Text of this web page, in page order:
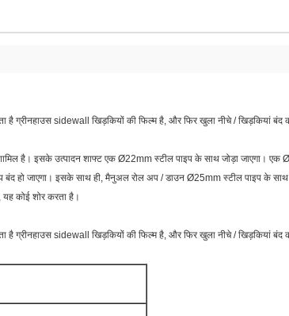
ग्रीनहाउस sidewall खिड़कियों की फिल्म है, और फिर खुला नीचे / खिड़कियां बंद
है। इसके उत्पादन शाफ्ट एक Ø22mm स्टील पाइप के साथ जोड़ा जाएगा। एक
बंद हो जाएगा। इसके साथ ही, मैनुअल रोल अप / डाउन Ø25mm स्टील पाइप के
कोई शोर करता है।
ग्रीनहाउस sidewall खिड़कियों की फिल्म है, और फिर खुला नीचे / खिड़कियां बंद